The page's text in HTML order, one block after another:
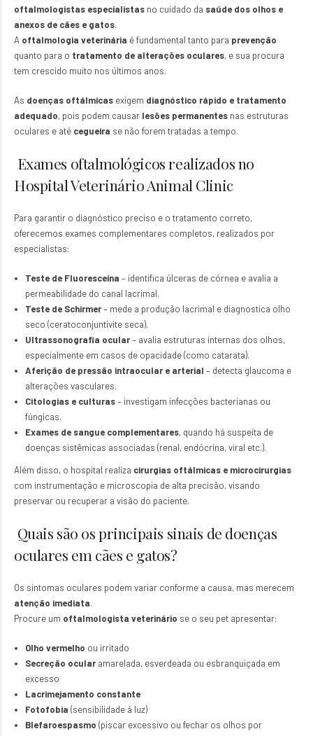
oftalmologistas especialistas no cuidado da saúde dos olhos e
anexos de cães e gatos.
A oftalmologia veterinária é fundamental tanto para prevenção
quanto para o tratamento de alterações oculares, e sua procura
tem crescido muito nos últimos anos.
As doenças oftálmicas exigem diagnóstico rápido e tratamento
adequado, pois podem causar lesões permanentes nas estruturas
oculares e até cegueira se não forem tratadas a tempo.
Exames oftalmológicos realizados no
Hospital Veterinário Animal Clinic
Para garantir o diagnóstico preciso e o tratamento correto,
oferecemos exames complementares completos, realizados por
especialistas:
Teste de Fluoresceína – identifica úlceras de córnea e avalia a
permeabilidade do canal lacrimal.
Teste de Schirmer– mede a produção lacrimal e diagnostica olho
seco (ceratoconjuntivite seca).
Ultrassonografia ocular– avalia estruturas internas dos olhos,
especialmente em casos de opacidade (como catarata).
Aferição de pressão intraocular e arterial – detecta glaucoma e
alterações vasculares.
Citologias e culturas– investigam infecções bacterianas ou
fúngicas.
Exames de sangue complementares, quando há suspeita de
doenças sistêmicas associadas (renal, endócrina, viral etc.).
Além disso, o hospital realiza cirurgias oftálmicas e microcirurgias
com instrumentação e microscopia de alta precisão, visando
preservar ou recuperar a visão do paciente.
Quais são os principais sinais de doenças
oculares em cães e gatos?
Os sintomas oculares podem variar conforme a causa, mas merecem
atenção imediata.
Procure um oftalmologista veterinário se o seu pet apresentar:
Olho vermelho ou irritado
Secreção ocularamarelada, esverdeada ou esbranquiçada em
excesso
Lacrimejamento constante
Fotofobia (sensibilidade à luz)
Blefaroespasmo (piscar excessivo ou fechar os olhos por